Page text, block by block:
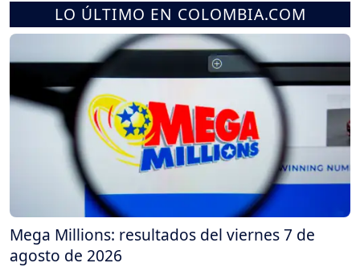
LO ÚLTIMO EN COLOMBIA.COM
Mega Millions: resultados del viernes 7 de
agosto de 2026